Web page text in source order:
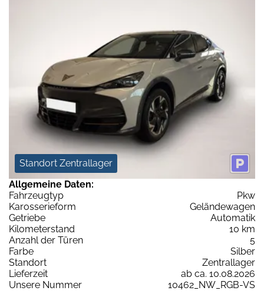
Standort Zentrallager
Allgemeine Daten:
Fahrzeugtyp
Pkw
Karosserieform
Geländewagen
Getriebe
Automatik
Kilometerstand
10 km
Anzahl der Türen
5
Farbe
Silber
Standort
Zentrallager
Lieferzeit
ab ca. 10.08.2026
Unsere Nummer
10462_NW_RGB-VS